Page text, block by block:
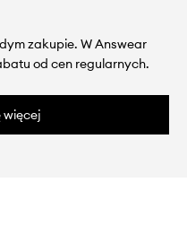
zakupie. W Answear
od cen regularnych.
więcej